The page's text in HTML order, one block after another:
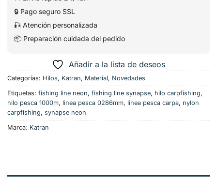
🔒 Pago seguro SSL
🎣 Atención personalizada
📦 Preparación cuidada del pedido
Añadir a la lista de deseos
Categorías: Hilos, Katran, Material, Novedades
Etiquetas: fishing line neon, fishing line synapse, hilo carpfishing,
hilo pesca 1000m, linea pesca 0286mm, linea pesca carpa, nylon
carpfishing, synapse neon
Marca: Katran